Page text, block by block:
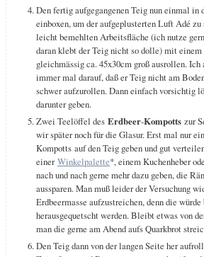
Den fertig aufgegangenen Teig nun einmal in
einboxen, um der aufgeplusterten Luft Adé zu
leicht bemehlten Arbeitsfläche (ich nutze
daran klebt der Teig nicht so dolle) mit
gleichmässig ca. 45x30cm groß ausrollen.
immer mal darauf, daß er Teig nicht am
schwer aufzurollen. Dann einfach vorsichtig
darunter geben.
Zwei Teelöffel des Erdbeer-Kompotts zur
wir später noch für die Glasur. Erst mal nur
Kompotts auf den Teig geben und gut
einerWinkelpalette*, einem Kuchenheber
nach und nach gerne mehr dazu geben, die
aussparen. Man muß leider der Versuchung
Erdbeermasse aufzustreichen, denn die
herausgequetscht werden. Bleibt etwas von
man die gerne am Abend aufs Quarkbrot
Den Teig dann von der langen Seite her